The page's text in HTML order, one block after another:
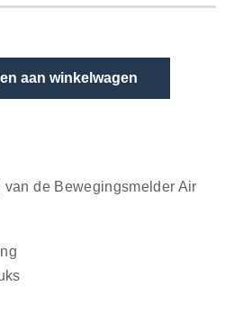
aan winkelwagen
van de Bewegingsmelder Air